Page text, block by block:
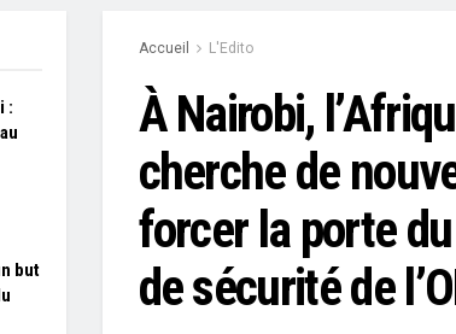
Accueil L'Edito
À Nairobi,
cherche de
forcer la porte du
de sécurité de
:
but